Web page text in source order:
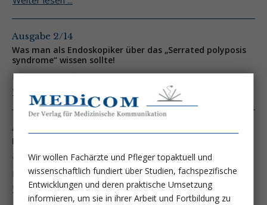
Ausgabe 2/14
Was man als Endoskopiker über das „Serrated polyposis
syndrome“ wissen sollte!
Prim. Univ. Prof. Dr. Michael Gschwantler
Weiter lesen ...
Ausgabe 3/13
RFA des Barrett-Ösophagus:
Schöne Erfolge, aber keine Heilung
Prim. Univ. Prof. Dr. Michael Gschwantler
Weiter lesen ...
Wir wollen Fachärzte und Pfleger topaktuell und
wissenschaftlich fundiert über Studien, fachspezifische
Entwicklungen und deren praktische Umsetzung
informieren, um sie in ihrer Arbeit und Fortbildung zu